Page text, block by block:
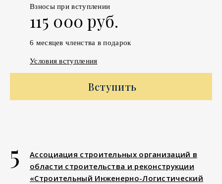
Взносы при вступлении
115 000 руб.
6 месяцев членства в подарок
Условия вступления
Вступить
5
Ассоциация строительных организаций в
области строительства и реконструкции
«Строительный Инженерно-Логистический